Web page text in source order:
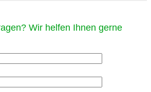
Wir helfen Ihnen gerne